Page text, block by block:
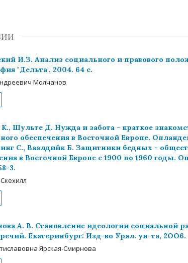
И.З. Анализ социального и правового
"Дельта", 2004. 64 с.
Молчанов
Шульте Д. Нужда и забота - краткое
обеспечения в Восточной Европе.
С., Ваалдийк Б. Защитники бедных -
в Восточной Европе с 1900 по 1960 годы.
3.
А. В. Становление идеологии социальной
Екатеринбург: Изд-во Урал. ун-та, 2ОО6.
Ярская-Смирнова